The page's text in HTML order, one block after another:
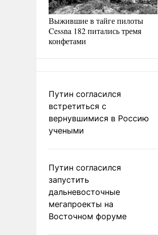
Выжившие в тайге пилоты
Cessna 182 питались тремя
конфетами
Путин согласился
встретиться с
вернувшимися в Россию
учеными
Путин согласился
запустить
дальневосточные
мегапроекты на
Восточном форуме